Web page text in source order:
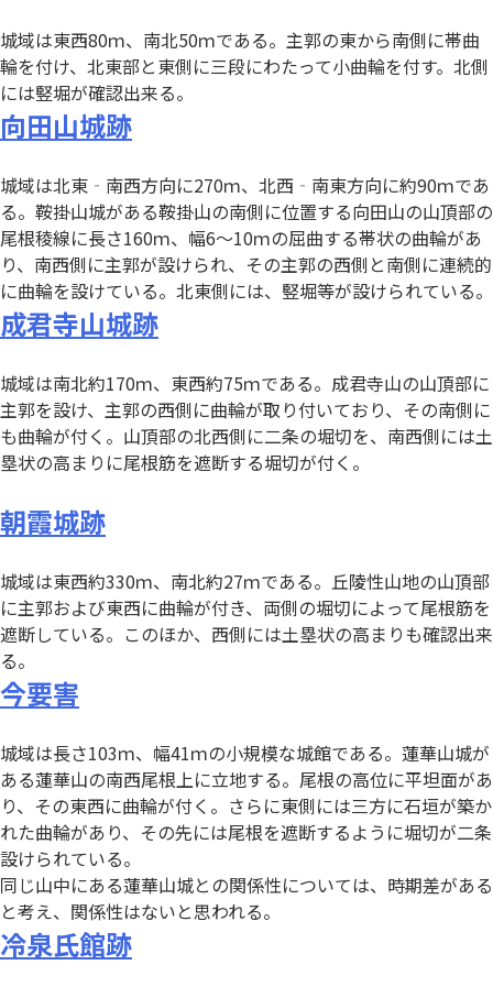
城域は東西80ｍ、南北50ｍである。主郭の東から南側に帯曲
輪を付け、北東部と東側に三段にわたって小曲輪を付す。北側
には竪堀が確認出来る。
向田山城跡
城域は北東‐南西方向に270ｍ、北西‐南東方向に約90ｍであ
る。鞍掛山城がある鞍掛山の南側に位置する向田山の山頂部の
尾根稜線に長さ160ｍ、幅6～10ｍの屈曲する帯状の曲輪があ
り、南西側に主郭が設けられ、その主郭の西側と南側に連続的
に曲輪を設けている。北東側には、竪堀等が設けられている。
成君寺山城跡
城域は南北約170ｍ、東西約75ｍである。成君寺山の山頂部に
主郭を設け、主郭の西側に曲輪が取り付いており、その南側に
も曲輪が付く。山頂部の北西側に二条の堀切を、南西側には土
塁状の高まりに尾根筋を遮断する堀切が付く。
朝霞城跡
城域は東西約330ｍ、南北約27ｍである。丘陵性山地の山頂部
に主郭および東西に曲輪が付き、両側の堀切によって尾根筋を
遮断している。このほか、西側には土塁状の高まりも確認出来
る。
今要害
城域は長さ103ｍ、幅41ｍの小規模な城館である。蓮華山城が
ある蓮華山の南西尾根上に立地する。尾根の高位に平坦面があ
り、その東西に曲輪が付く。さらに東側には三方に石垣が築か
れた曲輪があり、その先には尾根を遮断するように堀切が二条
設けられている。
同じ山中にある蓮華山城との関係性については、時期差がある
と考え、関係性はないと思われる。
冷泉氏館跡